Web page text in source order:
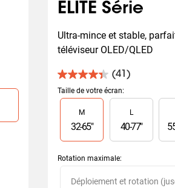
ELITE Série
Ultra-mince et stable,
téléviseur OLED/QLED
(41)
4.4
sur
5
étoiles.
avis
Taille de votre écran:
Slide 1 of 4
M
32-65"
L
40-77"
Rotation maximale:
Slide 1 of 2
Déploiement et rotation